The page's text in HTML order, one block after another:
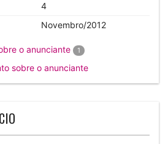
4
Novembro/2012
o anunciante 1
sobre o anunciante